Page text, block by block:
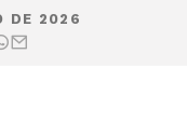
DE 2026